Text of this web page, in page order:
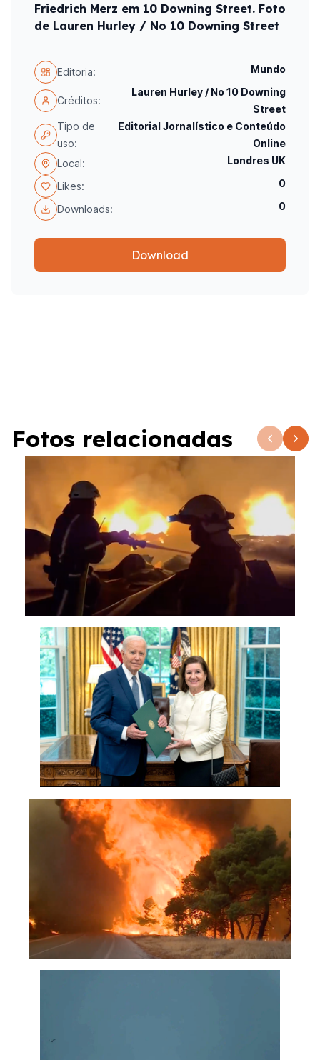
Friedrich Merz em 10 Downing Street. Foto
de Lauren Hurley / No 10 Downing Street
Editoria: Mundo
Créditos:
Lauren Hurley / No 10 Downing
Street
Tipo de
uso:
Editorial Jornalístico e Conteúdo
Online
Local:
Londres UK
Likes: 0
Downloads: 0
Download
Fotos relacionadas